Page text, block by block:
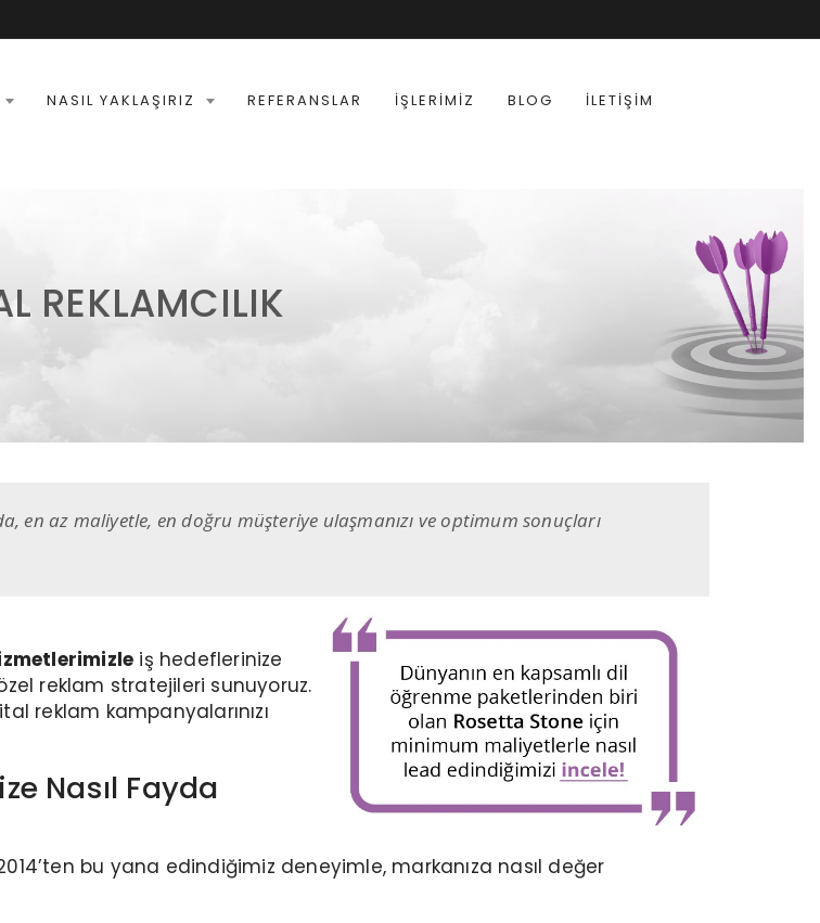
NASIL YAKLAŞIRIZ REFERANSLAR İŞLERIMIZ BLOG İLETIŞIM
REKLAMCILIK
en az maliyetle, en doğru müşteriye ulaşmanızı ve optimum sonuçları
iş hedeflerinize
özel reklam stratejileri sunuyoruz.
reklam kampanyalarınızı
Nasıl Fayda
bu yana edindiğimiz deneyimle, markanıza nasıl değer